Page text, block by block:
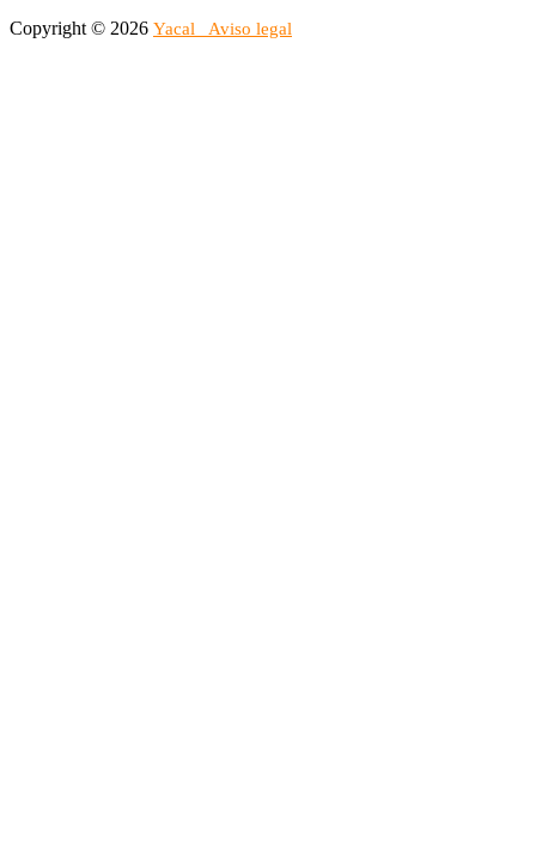
Copyright © 2026 Yacal Aviso legal